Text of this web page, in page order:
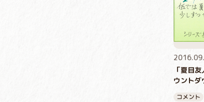
「夏目
ウントダ
コメント